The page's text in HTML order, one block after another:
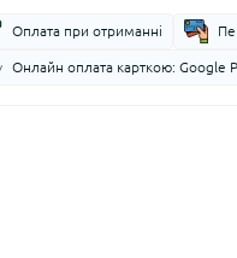
Оплата при отриманні
Онлайн оплата карткою: Google